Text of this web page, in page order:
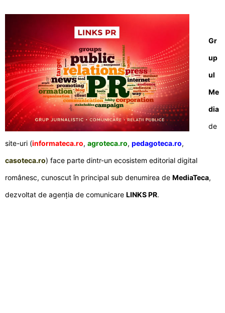
Gr
up
ul
Me
dia
de
site-uri (informateca.ro, agroteca.ro, pedagoteca.ro,
casoteca.ro) face parte dintr-un ecosistem editorial digital
românesc, cunoscut în principal sub denumirea de MediaTeca,
dezvoltat de agenția de comunicare LINKS PR.